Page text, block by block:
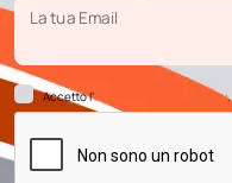
La tua Email
Accetto l’Informativa sulla Privacy.